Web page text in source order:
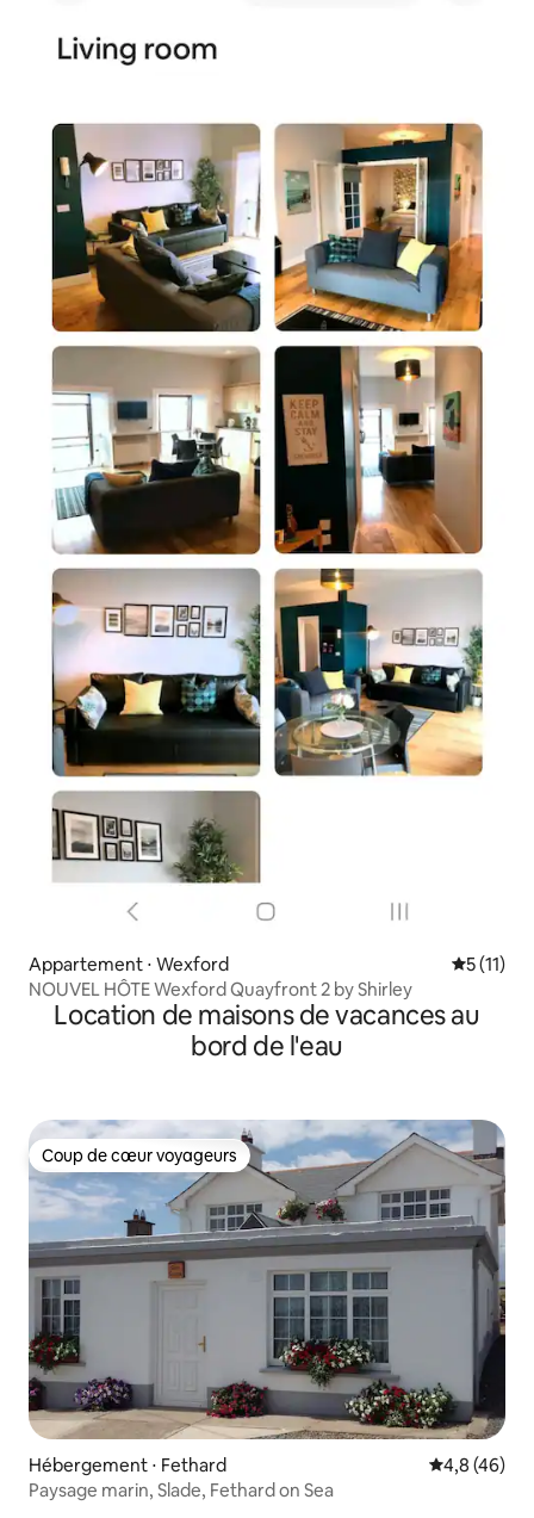
Appartement ⋅ Wexford
5 (11)
NOUVEL HÔTE Wexford Quayfront 2 by Shirley
Location de maisons de vacances au
bord de l'eau
Coup de cœur voyageurs
Coup de cœur voyageurs
Hébergement ⋅ Fethard Évaluation
4,8 (46)
Paysage marin, Slade, Fethard on Sea